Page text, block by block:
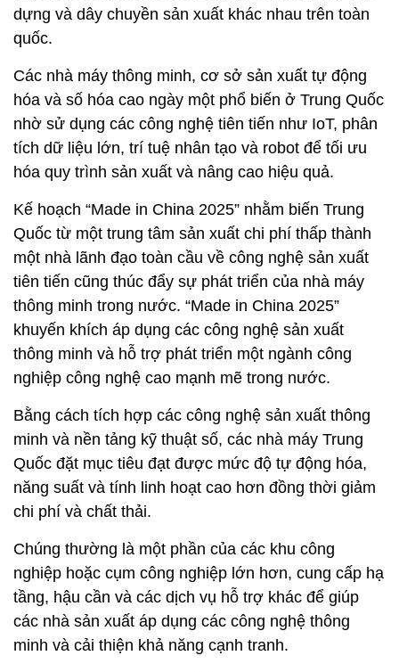
dựng và dây chuyền sản xuất khác nhau trên toàn
quốc.
Các nhà máy thông minh, cơ sở sản xuất tự động
hóa và số hóa cao ngày một phổ biến ở Trung Quốc
nhờ sử dụng các công nghệ tiên tiến như IoT, phân
tích dữ liệu lớn, trí tuệ nhân tạo và robot để tối ưu
hóa quy trình sản xuất và nâng cao hiệu quả.
Kế hoạch “Made in China 2025” nhằm biến Trung
Quốc từ một trung tâm sản xuất chi phí thấp thành
một nhà lãnh đạo toàn cầu về công nghệ sản xuất
tiên tiến cũng thúc đẩy sự phát triển của nhà máy
thông minh trong nước. “Made in China 2025”
khuyến khích áp dụng các công nghệ sản xuất
thông minh và hỗ trợ phát triển một ngành công
nghiệp công nghệ cao mạnh mẽ trong nước.
Bằng cách tích hợp các công nghệ sản xuất thông
minh và nền tảng kỹ thuật số, các nhà máy Trung
Quốc đặt mục tiêu đạt được mức độ tự động hóa,
năng suất và tính linh hoạt cao hơn đồng thời giảm
chi phí và chất thải.
Chúng thường là một phần của các khu công
nghiệp hoặc cụm công nghiệp lớn hơn, cung cấp hạ
tầng, hậu cần và các dịch vụ hỗ trợ khác để giúp
các nhà sản xuất áp dụng các công nghệ thông
minh và cải thiện khả năng cạnh tranh.